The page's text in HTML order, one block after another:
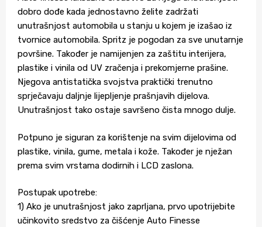
dobro dođe kada jednostavno želite zadržati
unutrašnjost automobila u stanju u kojem je izašao iz
tvornice automobila. Spritz je pogodan za sve unutarnje
površine. Također je namijenjen za zaštitu interijera,
plastike i vinila od UV zračenja i prekomjerne prašine.
Njegova antistatička svojstva praktički trenutno
sprječavaju daljnje lijepljenje prašnjavih dijelova.
Unutrašnjost tako ostaje savršeno čista mnogo dulje.
Potpuno je siguran za korištenje na svim dijelovima od
plastike, vinila, gume, metala i kože. Također je nježan
prema svim vrstama dodirnih i LCD zaslona.
Postupak upotrebe:
1) Ako je unutrašnjost jako zaprljana, prvo upotrijebite
učinkovito sredstvo za čišćenje Auto Finesse